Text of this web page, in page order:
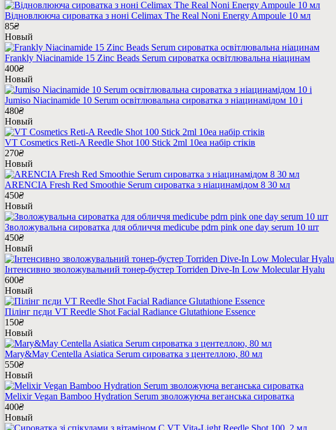
Відновлююча сироватка з ноні Celimax The Real Noni Energy Ampoule 10 мл
85₴
Новый
Frankly Niacinamide 15 Zinc Beads Serum сироватка освітлювальна ніацинам
400₴
Новый
Jumiso Niacinamide 10 Serum освітлювальна сироватка з ніацинамідом 10 і
480₴
Новый
VT Cosmetics Reti-A Reedle Shot 100 Stick 2ml 10ea набір стіків
270₴
Новый
ARENCIA Fresh Red Smoothie Serum сироватка з ніацинамідом 8 30 мл
450₴
Новый
Зволожувальна сироватка для обличчя medicube pdrn pink one day serum 10 шт
450₴
Новый
Інтенсивно зволожувальний тонер-бустер Torriden Dive-In Low Molecular Hyalu
600₴
Новый
Пілінг пєди VT Reedle Shot Facial Radiance Glutathione Essence
150₴
Новый
Mary&May Centella Asiatica Serum сироватка з центеллою, 80 мл
550₴
Новый
Melixir Vegan Bamboo Hydration Serum зволожуюча веганська сироватка
400₴
Новый